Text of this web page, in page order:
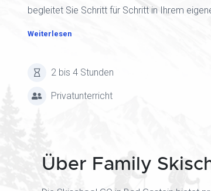
begleitet Sie Schritt für Schritt in Ihrem
Weiterlesen
2 bis 4 Stunden
Privatunterricht
Über Family